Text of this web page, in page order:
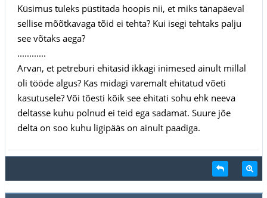
Küsimus tuleks püstitada hoopis nii, et miks tänapäeval
sellise mõõtkavaga tõid ei tehta? Kui isegi tehtaks palju
see võtaks aega?
............
Arvan, et petreburi ehitasid ikkagi inimesed ainult millal
oli tööde algus? Kas midagi varemalt ehitatud võeti
kasutusele? Või tõesti kõik see ehitati sohu ehk neeva
deltasse kuhu polnud ei teid ega sadamat. Suure jõe
delta on soo kuhu ligipääs on ainult paadiga.